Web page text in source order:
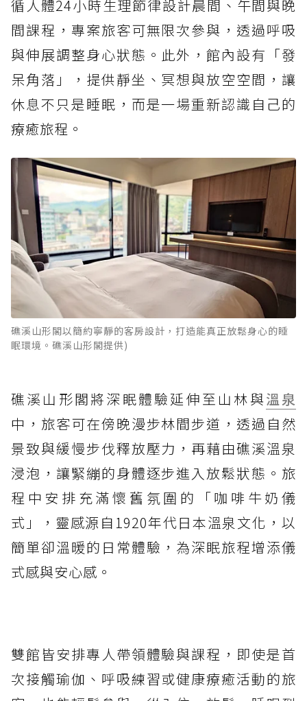
循人體24小時生理節律設計晨間、午間與晚
間課程，專案旅客可無限次參與，透過呼吸
與伸展調整身心狀態。此外，館內設有「發
呆角落」，提供靜坐、冥想與放空空間，讓
休息不只是睡眠，而是一場重新認識自己的
療癒旅程。
礁溪山形閣以簡約寧靜的客房設計，打造能真正放鬆身心的睡
眠環境。礁溪山形閣提供)
礁溪山形閣將深眠體驗延伸至山林與溫泉
中，旅客可在傍晚漫步林間步道，透過自然
景致與緩慢步伐釋放壓力，再藉由礁溪溫泉
浸泡，讓緊繃的身體逐步進入放鬆狀態。旅
程中安排充滿懷舊氛圍的「咖啡牛奶儀
式」，靈感源自1920年代日本溫泉文化，以
簡單卻溫暖的日常體驗，為深眠旅程增添儀
式感與安心感。
雙館皆安排專人帶領體驗與課程，即使是首
次接觸瑜伽、呼吸練習或健康療癒活動的旅